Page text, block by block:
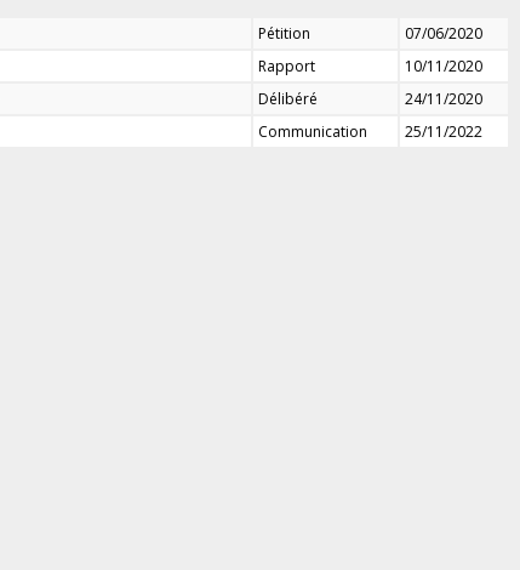
Pétition
07/06/2020
Rapport
10/11/2020
Délibéré
24/11/2020
Communication 25/11/2022